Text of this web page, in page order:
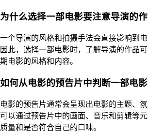
为什么选择一部电影要注意导演的作
一个导演的风格和拍摄手法会直接影响到电
因此，选择一部电影时，了解导演的作品
期电影的风格和内容。
如何从电影的预告片中判断一部电影
电影的预告片通常会呈现出电影的主题、
可以通过预告片中的画面、音乐和剪辑等
质量和是否符合自己的口味。